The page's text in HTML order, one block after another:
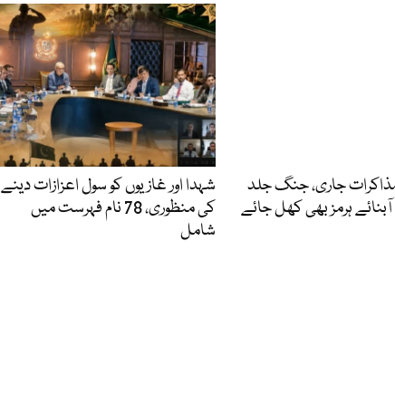
شہدا اور غازیوں کو سول اعزازات دینے
کی منظوری، 78 نام فہرست میں
شامل
جاری، جنگ جلد
ہرمز بھی کھل جائے